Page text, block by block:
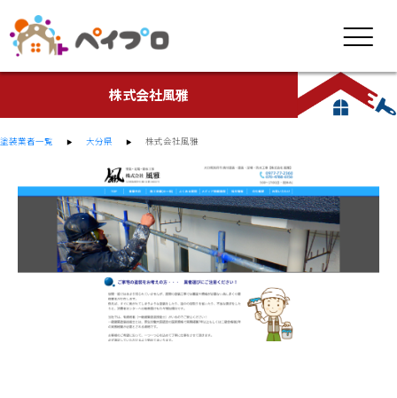
株式会社風雅
塗装業者一覧 大分県 株式会社風雅